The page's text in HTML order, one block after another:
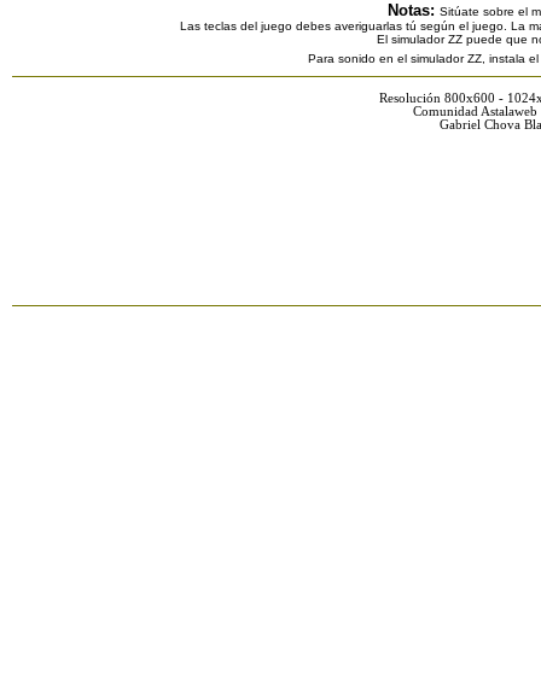
Notas: Sitúate sobre el
Las teclas del juego debes averiguarlas tú según el juego. La
El simulador ZZ puede que
Para sonido en el simulador ZZ, instala
Resolución 800x600 -
Comunidad
Gabriel Chova